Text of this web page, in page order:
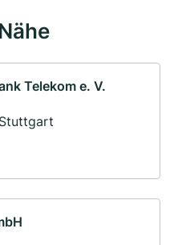
Telekom e. V.